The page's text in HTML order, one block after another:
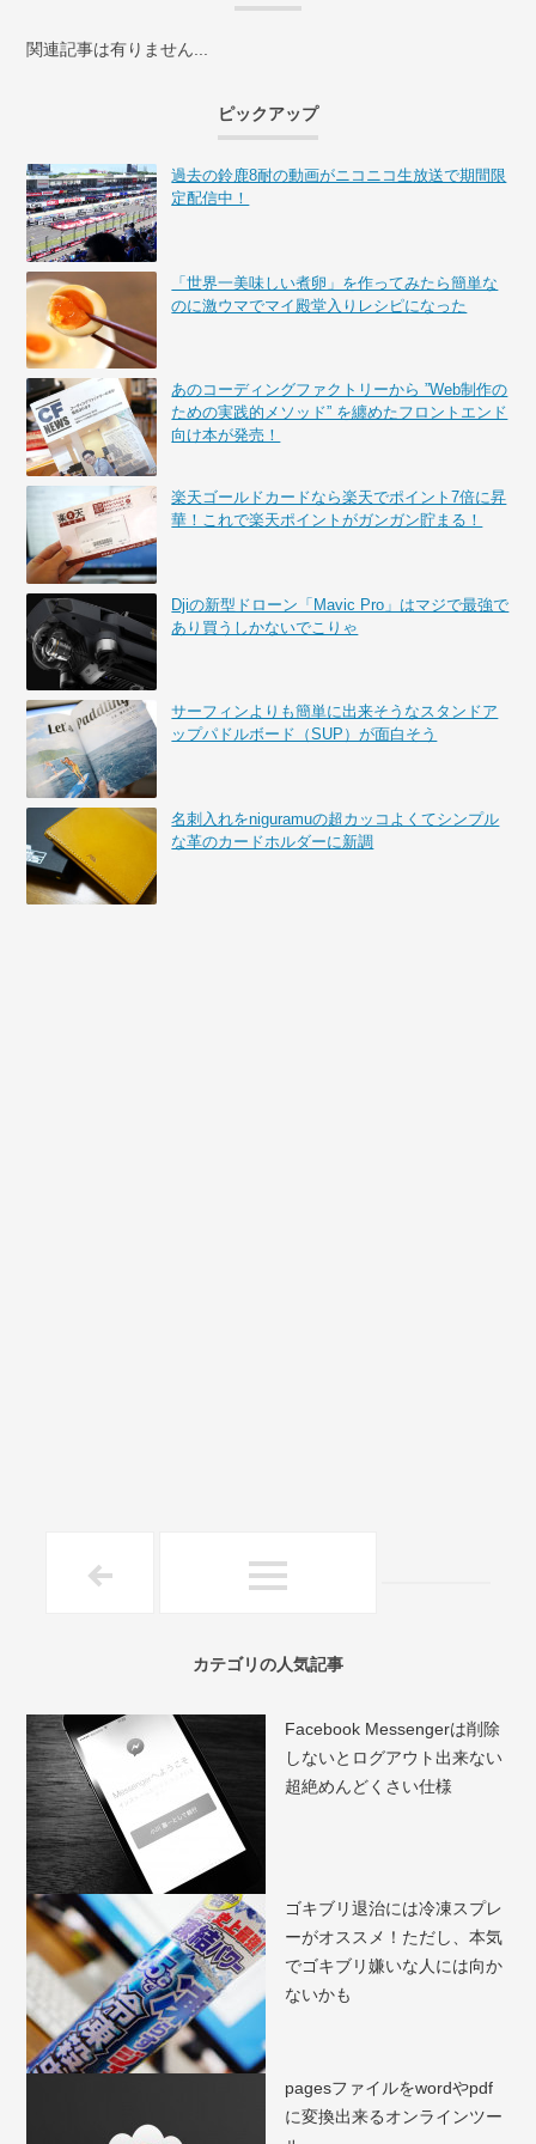
関連記事は有りません...
ピックアップ
過去の鈴鹿8耐の動画がニコニコ生放送で期間限
定配信中！
「世界一美味しい煮卵」を作ってみたら簡単な
のに激ウマでマイ殿堂入りレシピになった
あのコーディングファクトリーから ”Web制作の
ための実践的メソッド” を纏めたフロントエンド
向け本が発売！
楽天ゴールドカードなら楽天でポイント7倍に昇
華！これで楽天ポイントがガンガン貯まる！
Djiの新型ドローン「Mavic Pro」はマジで最強で
あり買うしかないでこりゃ
サーフィンよりも簡単に出来そうなスタンドア
ップパドルボード（SUP）が面白そう
名刺入れをniguramuの超カッコよくてシンプル
な革のカードホルダーに新調
カテゴリの人気記事
Facebook Messengerは削除
しないとログアウト出来ない
超絶めんどくさい仕様
ゴキブリ退治には冷凍スプレ
ーがオススメ！ただし、本気
でゴキブリ嫌いな人には向か
ないかも
pagesファイルをwordやpdf
に変換出来るオンラインツー